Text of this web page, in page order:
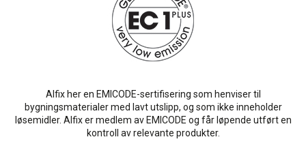
Alfix her en EMICODE-sertifisering som henviser til
bygningsmaterialer med lavt utslipp, og som ikke inneholder
løsemidler. Alfix er medlem av EMICODE og får løpende utført en
kontroll av relevante produkter.